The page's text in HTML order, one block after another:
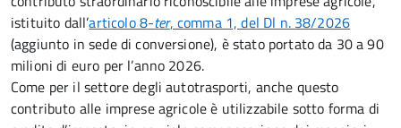
istituito dall’articolo 8-ter, comma 1, del Dl n. 38/2026
(aggiunto in sede di conversione), è stato portato da 30 a 90
milioni di euro per l’anno 2026.
Come per il settore degli autotrasporti, anche questo
contributo alle imprese agricole è utilizzabile sotto forma di